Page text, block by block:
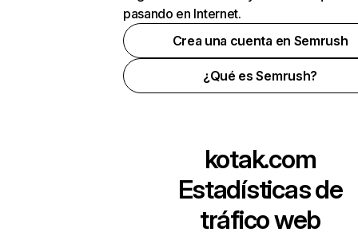
pasando en Internet.
Crea una cuenta en Semrush
¿Qué es Semrush?
kotak.com
Estadísticas de
tráfico web